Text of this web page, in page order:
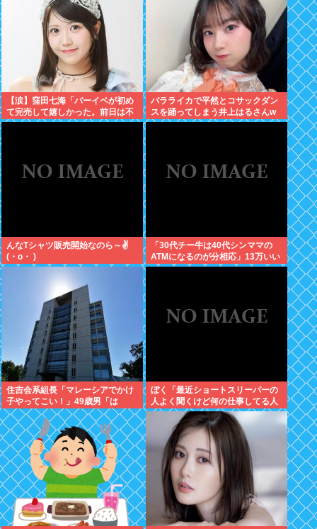
【涙】窪田七海「バーイベが初め
て完売して嬉しかった。前日は不
安で朝4時まで泣いてた」
バラライカで平然とコサックダン
スを踊ってしまう井上はるさんw
んなTシャツ販売開始なのら～✌
(・o・ )
「30代チー牛は40代シンママの
ATMになるのが分相応」13万いい
ね ‍♀
住吉会系組長「マレーシアでかけ
子やってこい！」49歳男「は
い、、、」→マレー詐欺拠点「適
性検査不合格！送還！」組長ら、
男ボコボコに
ぼく「最近ショートスリーパーの
人よく聞くけど何の仕事してる人
なんやろ、wiki読んでみるか」